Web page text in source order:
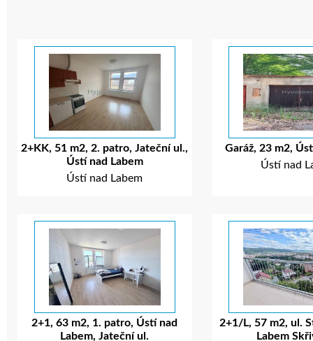
2+KK, 51 m2, 2. patro, Jateční ul.,
Ústí nad Labem
Ústí nad Labem
Garáž, 23 m2,
Ústí nad
2+1, 63 m2, 1. patro, Ústí nad
Labem, Jateční ul.
2+1/L, 57 m2, ul.
Labem